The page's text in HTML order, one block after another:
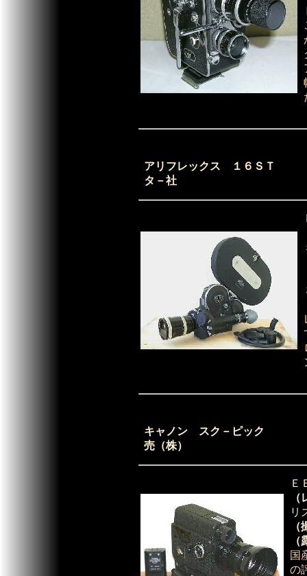
アリフレックス １６ＳＴ
タ－社
キャノン スク－ピック
売（株）
Ｅ
リ
国
の